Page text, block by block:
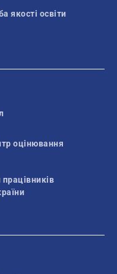
якості освіти
оцінювання